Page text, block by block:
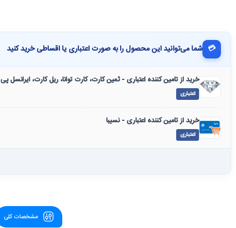
💳 شما می‌توانید این محصول را به صورت اعتباری یا اقساطی خرید کنید
خرید از تامین کننده اعتباری - ثمین کارت، کارت توانا، ریل کارت، ایرانسل پی
اعتباری
خرید از تامین کننده اعتباری - نسیبا
اعتباری
مشخصات کلی